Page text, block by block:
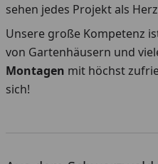
sehen jedes Projekt als
Unsere große Kompetenz
von Gartenhäusern und
Montagen mit höchst
sich!